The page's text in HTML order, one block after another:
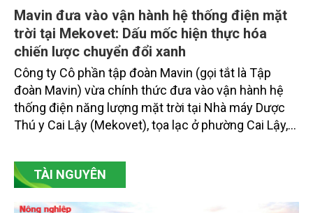
Mavin đưa vào vận hành hệ thống điện mặt
trời tại Mekovet: Dấu mốc hiện thực hóa
chiến lược chuyển đổi xanh
Công ty Cô phần tập đoàn Mavin (gọi tắt là Tập
đoàn Mavin) vừa chính thức đưa vào vận hành hệ
thống điện năng lượng mặt trời tại Nhà máy Dược
Thú y Cai Lậy (Mekovet), tọa lạc ở phường Cai Lậy,
TÀI NGUYÊN